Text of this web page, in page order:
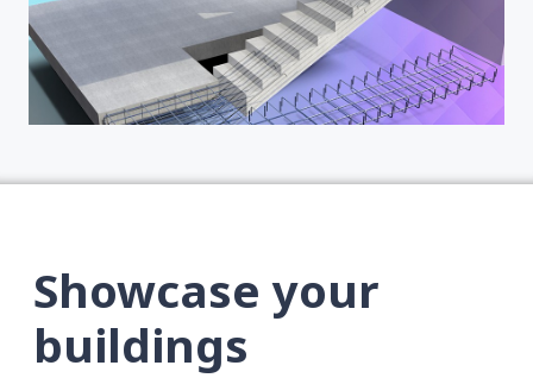
Showcase your
buildings